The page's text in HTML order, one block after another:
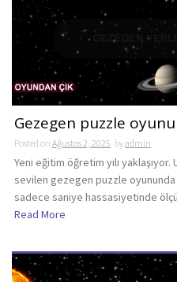
Gezegen puzzle
Posted on Ağustos 2, 2025 byadmin
Yeni eğitim öğretim yılı
sevilen gezegen puzzle
sadece saniye hassasiyetinde
Read More